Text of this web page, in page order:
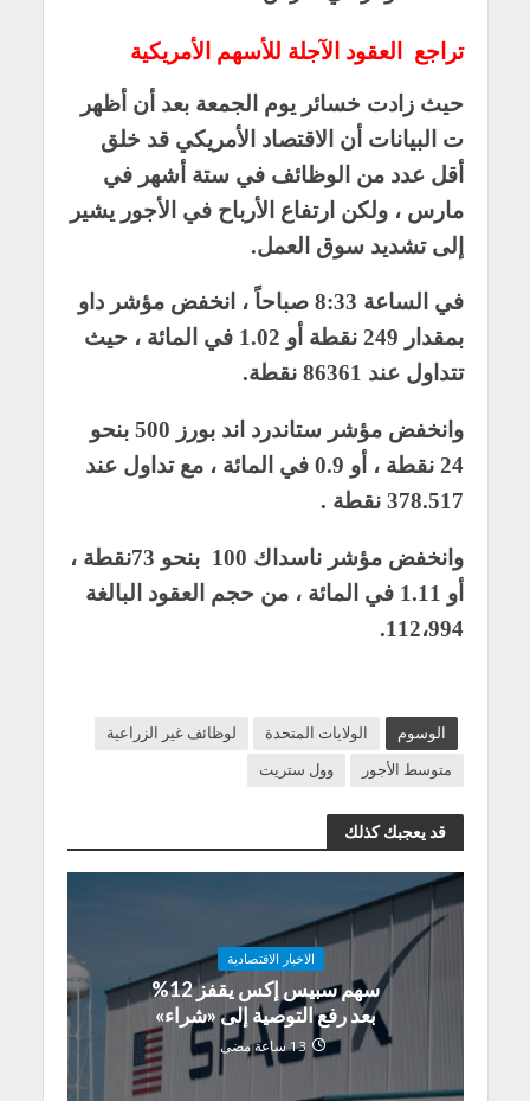
تراجع العقود الآجلة للأسهم الأمريكية
حيث زادت خسائر يوم الجمعة بعد أن أظهر
ت البيانات أن الاقتصاد الأمريكي قد خلق
أقل عدد من الوظائف في ستة أشهر في
مارس ، ولكن ارتفاع الأرباح في الأجور يشير
إلى تشديد سوق العمل.
في الساعة 8:33 صباحاً ، انخفض مؤشر داو
بمقدار 249 نقطة أو 1.02 في المائة ، حيث
تتداول عند 86361 نقطة.
وانخفض مؤشر ستاندرد اند بورز 500 بنحو
24 نقطة ، أو 0.9 في المائة ، مع تداول عند
378.517 نقطة .
وانخفض مؤشر ناسداك 100 بنحو 73نقطة ،
أو 1.11 في المائة ، من حجم العقود البالغة
112،994.
الوسوم الولايات المتحدة
لوظائف غير الزراعية
متوسط الأجور
وول ستريت
قد يعجبك كذلك
الاخبار الاقتصادية
سهم سبيس إكس يقفز 12%
بعد رفع التوصية إلى «شراء»
13 ساعة مضى